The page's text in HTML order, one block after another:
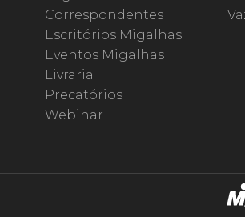
Correspondentes
Escritórios Migalhas
Eventos Migalhas
Livraria
Precatórios
Webinar